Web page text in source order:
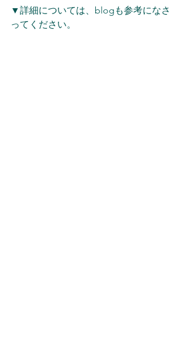
▼詳細については、blogも参考になさ
ってください。